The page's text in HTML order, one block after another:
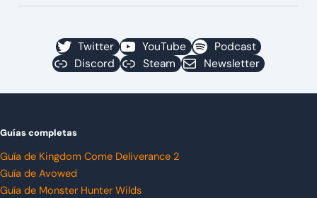
Twitter YouTube
Podcast
Discord
Steam Newsletter
Guías completas
Guía de Kingdom Come Deliverance 2
Guía de Avowed
Guía de Monster Hunter Wilds